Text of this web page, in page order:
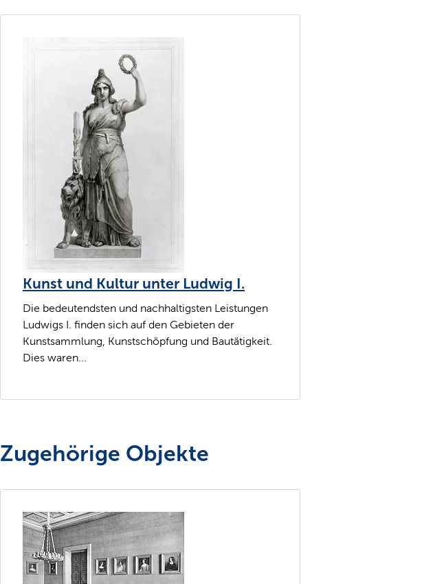
Kunst und Kultur unter Ludwig I.
Die bedeutendsten und nachhaltigsten Leistungen
Ludwigs I. finden sich auf den Gebieten der
Kunstsammlung, Kunstschöpfung und Bautätigkeit.
Dies waren...
Zugehörige Objekte